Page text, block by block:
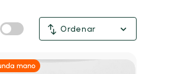
Ordenar